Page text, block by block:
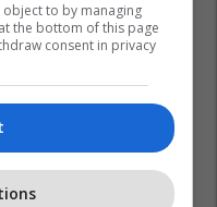
to by managing
the bottom of this page
consent in privacy